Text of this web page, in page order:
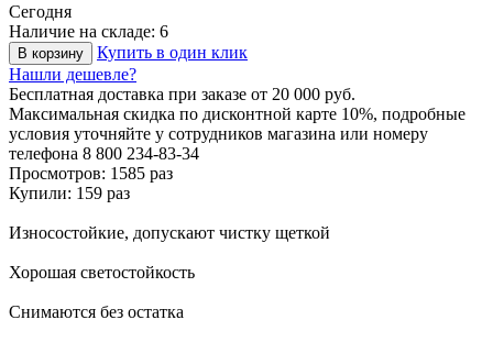
Сегодня
Наличие на складе: 6
В корзину
Купить в один клик
Нашли дешевле?
Бесплатная доставка при заказе от 20 000 руб.
Максимальная скидка по дисконтной карте 10%, подробные
условия уточняйте у сотрудников магазина или номеру
телефона 8 800 234-83-34
Просмотров: 1585 раз
Купили: 159 раз
Износостойкие, допускают чистку щеткой
Хорошая светостойкость
Снимаются без остатка